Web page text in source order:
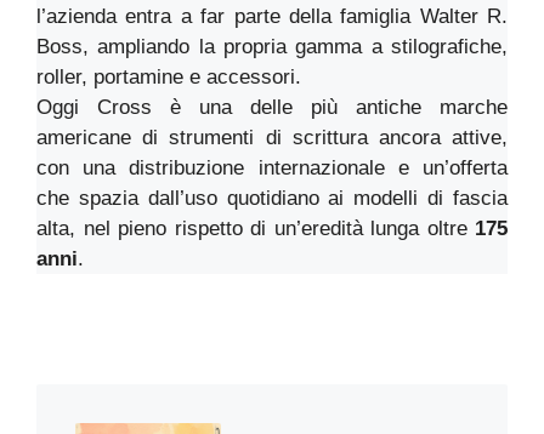
l’azienda entra a far parte della famiglia Walter R.
Boss, ampliando la propria gamma a stilografiche,
roller, portamine e accessori.
Oggi Cross è una delle più antiche marche
americane di strumenti di scrittura ancora attive,
con una distribuzione internazionale e un’offerta
che spazia dall’uso quotidiano ai modelli di fascia
alta, nel pieno rispetto di un’eredità lunga oltre 175
anni.